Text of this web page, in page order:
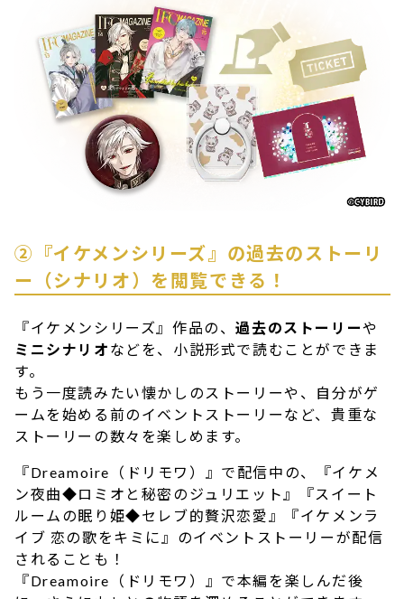
②『イケメンシリーズ』の過去のストーリ
ー（シナリオ）を閲覧できる！
『イケメンシリーズ』作品の、過去のストーリーや
ミニシナリオ などを、小説形式で読むことができま
す。
もう一度読みたい懐かしのストーリーや、自分がゲ
ームを始める前のイベントストーリーなど、貴重な
ストーリーの数々を楽しめます。
『Dreamoire（ドリモワ）』で配信中の、『イケメ
ン夜曲◆ロミオと秘密のジュリエット』『スイート
ルームの眠り姫◆セレブ的贅沢恋愛』『イケメンラ
イブ 恋の歌をキミに』のイベントストーリーが配信
されることも！
『Dreamoire（ドリモワ）』で本編を楽しんだ後